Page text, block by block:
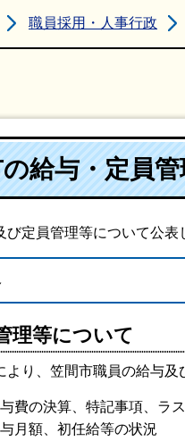
職員採用・人事行政
給与・定員
定員管理等について公表
理等について
り、笠間市職員の給与及
費の決算、特記事項、ラ
月額、初任給等の状況